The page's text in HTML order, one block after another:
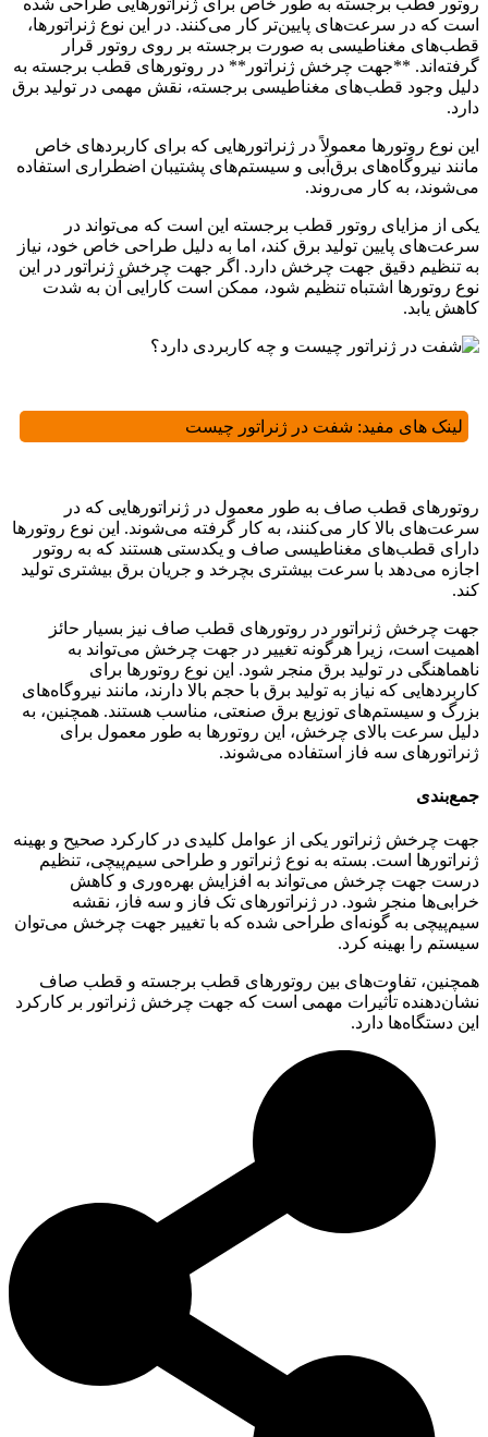
‌است که در سرعت‌های پایین‌تر کار می‌کنند. در این نوع ژنراتورها،
قطب‌های مغناطیسی به صورت برجسته بر روی روتور قرار
گرفته‌اند. **جهت چرخش ژنراتور** در روتورهای قطب برجسته به
دلیل وجود قطب‌های مغناطیسی برجسته، نقش مهمی در تولید برق
دارد.
این نوع روتورها معمولاً در ژنراتورهایی که برای کاربردهای خاص
مانند نیروگاه‌های برق‌آبی و سیستم‌های پشتیبان اضطراری استفاده
می‌شوند، به کار می‌روند.
یکی از مزایای روتور قطب برجسته این است که می‌تواند در
سرعت‌های پایین تولید برق کند، اما به دلیل طراحی خاص خود، نیاز
به تنظیم دقیق جهت چرخش دارد. اگر جهت چرخش ژنراتور در این
نوع روتورها اشتباه تنظیم شود، ممکن است کارایی آن به شدت
کاهش یابد.
لینک های مفید: شفت در ژنراتور چیست
روتورهای قطب صاف به طور معمول در ژنراتورهایی که در
سرعت‌های بالا کار می‌کنند، به کار گرفته می‌شوند. این نوع روتورها
دارای قطب‌های مغناطیسی صاف و یکدستی هستند که به روتور
اجازه می‌دهد با سرعت بیشتری بچرخد و جریان برق بیشتری تولید
کند.
جهت چرخش ژنراتور در روتورهای قطب صاف نیز بسیار حائز
اهمیت است، زیرا هرگونه تغییر در جهت چرخش می‌تواند به
ناهماهنگی در تولید برق منجر شود. این نوع روتورها برای
کاربردهایی که نیاز به تولید برق با حجم بالا دارند، مانند نیروگاه‌های
بزرگ و سیستم‌های توزیع برق صنعتی، مناسب هستند. همچنین، به
دلیل سرعت بالای چرخش، این روتورها به طور معمول برای
ژنراتورهای سه فاز استفاده می‌شوند.
جمع‌بندی
جهت چرخش ژنراتور یکی از عوامل کلیدی در کارکرد صحیح و بهینه
ژنراتورها است. بسته به نوع ژنراتور و طراحی سیم‌پیچی، تنظیم
درست جهت چرخش می‌تواند به افزایش بهره‌وری و کاهش
خرابی‌ها منجر شود. در ژنراتورهای تک فاز و سه فاز، نقشه
سیم‌پیچی به گونه‌ای طراحی شده که با تغییر جهت چرخش می‌توان
سیستم را بهینه کرد.
همچنین، تفاوت‌های بین روتورهای قطب برجسته و قطب صاف
نشان‌دهنده تأثیرات مهمی است که جهت چرخش ژنراتور بر کارکرد
این دستگاه‌ها دارد.